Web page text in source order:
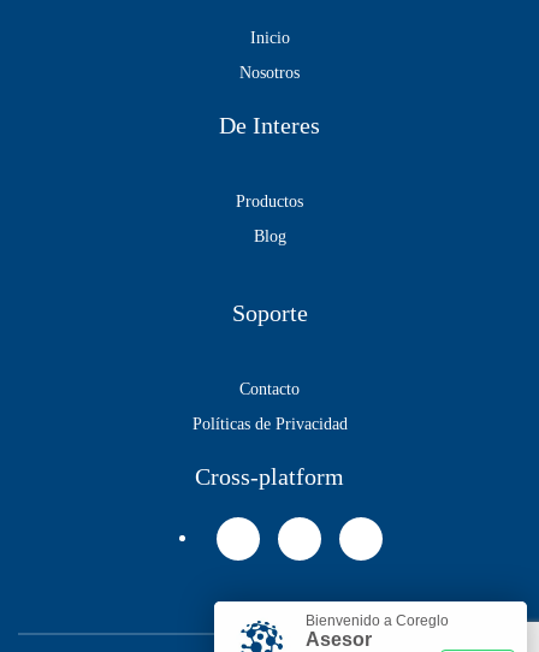
Inicio
Nosotros
De Interes
Productos
Blog
Soporte
Contacto
Políticas de Privacidad
Cross-platform
Bienvenido a Coreglo
Asesor